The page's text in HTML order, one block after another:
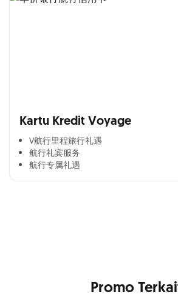
Kartu Kredit Voyage
V航行里程旅行礼遇
航行礼宾服务
航行专属礼遇
Cross Selling Banner
Promo